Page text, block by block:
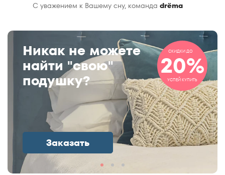
С уважением к Вашему сну, команда drёma
Никак не можете
найти "свою"
подушку?
Заказать
СКИДКИ ДО
20%
УСПЕЙ КУПИТЬ